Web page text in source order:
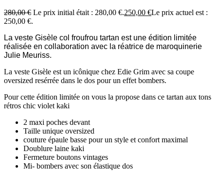
280,00€ Le prix initial était : 280,00 €.250,00 €Le prix actuel est :
250,00 €.
La veste Gisèle col froufrou tartan est une édition limitée
réalisée en collaboration avec la réatrice de maroquinerie
Julie Meuriss.
La veste Gisèle est un icônique chez Edie Grim avec sa coupe
oversized resérrée dans le dos pour un effet bombers.
Pour cette édition limitée on vous la propose dans ce tartan aux tons
rétros chic violet kaki
2 maxi poches devant
Taille unique oversized
couture épaule basse pour un style et confort maximal
Doublure laine kaki
Fermeture boutons vintages
Mi- bombers avec son élastique dos